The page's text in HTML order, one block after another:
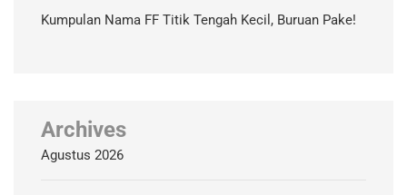
Kumpulan Nama FF Titik Tengah Kecil, Buruan Pake!
Archives
Agustus 2026